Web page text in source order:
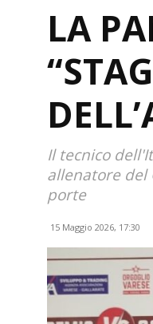
LA
Il tecnico
allenatore del
porte
15 Maggio 2026, 17:30